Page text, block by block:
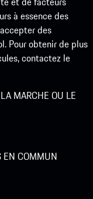
à essence des
des
Pour obtenir de plus
contactez le
MARCHE OU LE
EN COMMUN